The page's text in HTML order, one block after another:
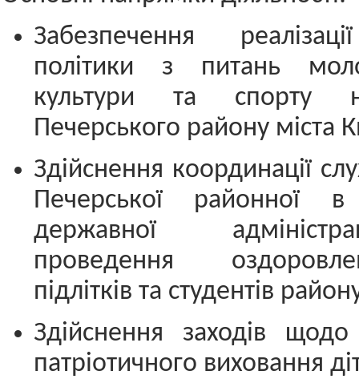
Забезпечення
політики з питань
культури та спорту
Печерського району міста
Здійснення координації
Печерської районної в
державної
проведення
підлітків та студентів
Здійснення заходів щодо
патріотичного виховання